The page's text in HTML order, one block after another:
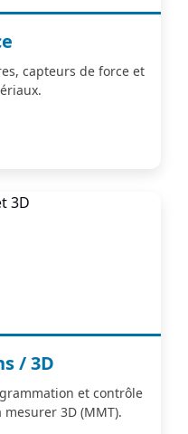
capteurs de force et
/ 3D
et contrôle
3D (MMT).